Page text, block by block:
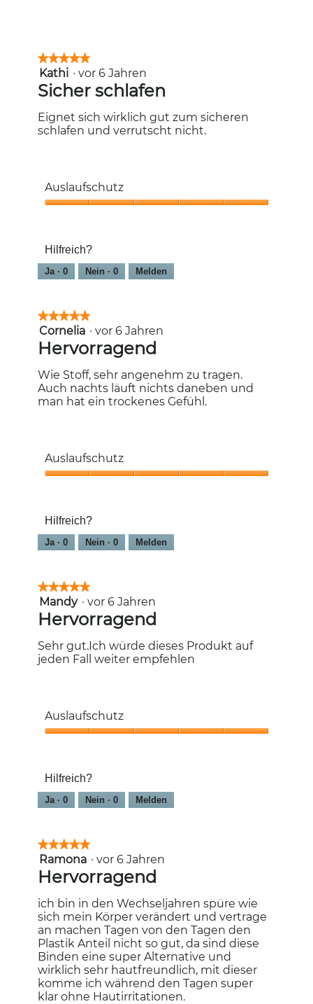
★★★★★
★★★★★
5
von
5
Sternen.
Kathi · vor 6 Jahren
Sicher schlafen
Eignet sich wirklich gut zum sicheren
schlafen und verrutscht nicht.
Auslaufschutz
5
Hilfreich?
Ja · 0 Nein · 0 Melden
★★★★★
★★★★★
5
von
5
Sternen.
Cornelia · vor 6 Jahren
Hervorragend
Wie Stoff, sehr angenehm zu tragen.
Auch nachts läuft nichts daneben und
man hat ein trockenes Gefühl.
Auslaufschutz
5
Hilfreich?
Ja · 0 Nein · 0 Melden
★★★★★
★★★★★
5
von
5
Sternen.
Mandy · vor 6 Jahren
Hervorragend
Sehr gut.Ich würde dieses Produkt auf
jeden Fall weiter empfehlen
Auslaufschutz
5
Hilfreich?
Ja · 0 Nein · 0 Melden
★★★★★
★★★★★
5
von
5
Sternen.
Ramona · vor 6 Jahren
Hervorragend
ich bin in den Wechseljahren spüre wie
sich mein Körper verändert und vertrage
an machen Tagen von den Tagen den
Plastik Anteil nicht so gut, da sind diese
Binden eine super Alternative und
wirklich sehr hautfreundlich, mit dieser
komme ich während den Tagen super
klar ohne Hautirritationen.